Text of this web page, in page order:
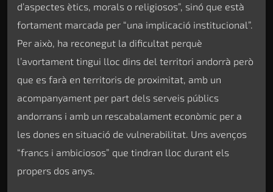
d’aspectes ètics, morals o religiosos”, sinó que està
fortament marcada per “una implicació institucional”.
Per això, ha reconegut la dificultat perquè
l’avortament tingui lloc dins del territori andorrà però
que es farà en territoris de proximitat, amb un
acompanyament per part dels serveis públics
andorrans i amb un rescabalament econòmic per a
les dones en situació de vulnerabilitat. Uns avenços
“francs i ambiciosos” que tindran lloc durant els
propers dos anys.